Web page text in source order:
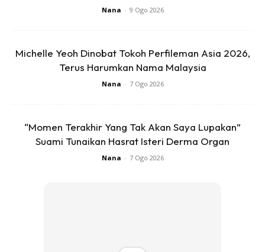
selama ini sentiasa menjadi tulang belakang dan sumber
kekuatan buat anak-anaknya.
sulungnya membuahkan kejayaan.
Nana - 9 Ogo 2026
Michelle Yeoh Dinobat Tokoh Perfileman Asia 2026,
Terus Harumkan Nama Malaysia
Nana - 7 Ogo 2026
“Momen Terakhir Yang Tak Akan Saya Lupakan”
Suami Tunaikan Hasrat Isteri Derma Organ
Nana - 7 Ogo 2026